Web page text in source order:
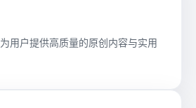
用户提供高质量的原创内容与实用